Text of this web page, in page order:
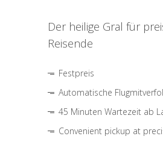
Der heilige Gral für
Reisende
Festpreis
Automatische
45 Minuten Wartezeit ab
Convenient pickup at